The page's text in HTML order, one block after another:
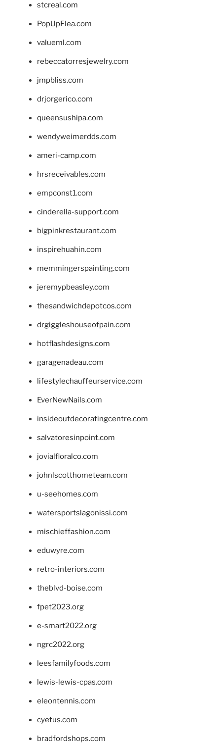
stcreal.com
PopUpFlea.com
valueml.com
rebeccatorresjewelry.com
jmpbliss.com
drjorgerico.com
queensushipa.com
wendyweimerdds.com
ameri-camp.com
hrsreceivables.com
empconst1.com
cinderella-support.com
bigpinkrestaurant.com
inspirehuahin.com
memmingerspainting.com
jeremypbeasley.com
thesandwichdepotcos.com
drgiggleshouseofpain.com
hotflashdesigns.com
garagenadeau.com
lifestylechauffeurservice.com
EverNewNails.com
insideoutdecoratingcentre.com
salvatoresinpoint.com
jovialfloralco.com
johnlscotthometeam.com
u-seehomes.com
watersportslagonissi.com
mischieffashion.com
eduwyre.com
retro-interiors.com
theblvd-boise.com
fpet2023.org
e-smart2022.org
ngrc2022.org
leesfamilyfoods.com
lewis-lewis-cpas.com
eleontennis.com
cyetus.com
bradfordshops.com